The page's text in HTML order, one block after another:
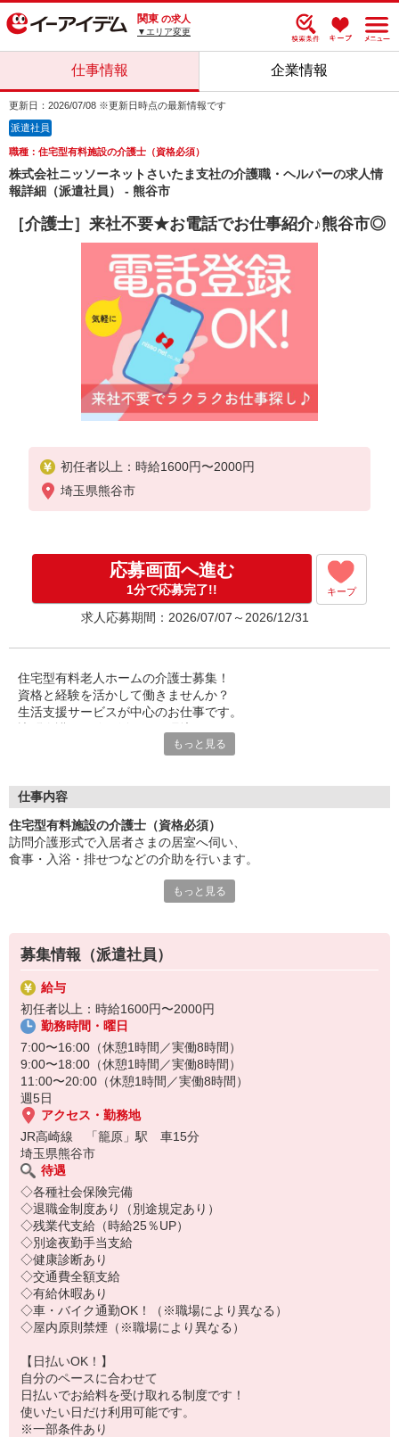
関東 の求人
▼エリア変更
仕事情報 企業情報
更新日：2026/07/08 ※更新日時点の最新情報です
派遣社員
職種：住宅型有料施設の介護士（資格必須）
株式会社ニッソーネットさいたま支社の介護職・ヘルパーの求人情
報詳細（派遣社員） - 熊谷市
［介護士］来社不要★お電話でお仕事紹介♪熊谷市◎
初任者以上：時給1600円〜2000円
埼玉県熊谷市
応募画面へ進む
1分で応募完了!! キープ
求人応募期間：2026/07/07～2026/12/31
住宅型有料老人ホームの介護士募集！
資格と経験を活かして働きませんか？
生活支援サービスが中心のお仕事です。
利用者様とじっくり向き合えるのが魅力です♪
あなたのホスピタリティが活かせます。
スキルアップ研修も充実しています。
働き方は選べる柔軟なシフト体制。
風通しが良い職場で働きやすさ抜群。
安定して長く働きたい方に最適です。
施設見学も受け付けています！
もっと見る
仕事内容
住宅型有料施設の介護士（資格必須）
訪問介護形式で入居者さまの居室へ伺い、
食事・入浴・排せつなどの介助を行います。
介護福祉士や初任者研修修了者などの資格が必要で、
医療機関との連携も重要で、
利用者の安心・安全な生活を支える役割です。
もっと見る
募集情報（派遣社員）
給与
初任者以上：時給1600円〜2000円
勤務時間・曜日
7:00〜16:00（休憩1時間／実働8時間）
9:00〜18:00（休憩1時間／実働8時間）
11:00〜20:00（休憩1時間／実働8時間）
週5日
アクセス・勤務地
JR高崎線 「籠原」駅 車15分
埼玉県熊谷市
待遇
◇各種社会保険完備
◇退職金制度あり（別途規定あり）
◇残業代支給（時給25％UP）
◇別途夜勤手当支給
◇健康診断あり
◇交通費全額支給
◇有給休暇あり
◇車・バイク通勤OK！（※職場により異なる）
◇屋内原則禁煙（※職場により異なる）
【日払いOK！】
自分のペースに合わせて
日払いでお給料を受け取れる制度です！
使いたい日だけ利用可能です。
※一部条件あり